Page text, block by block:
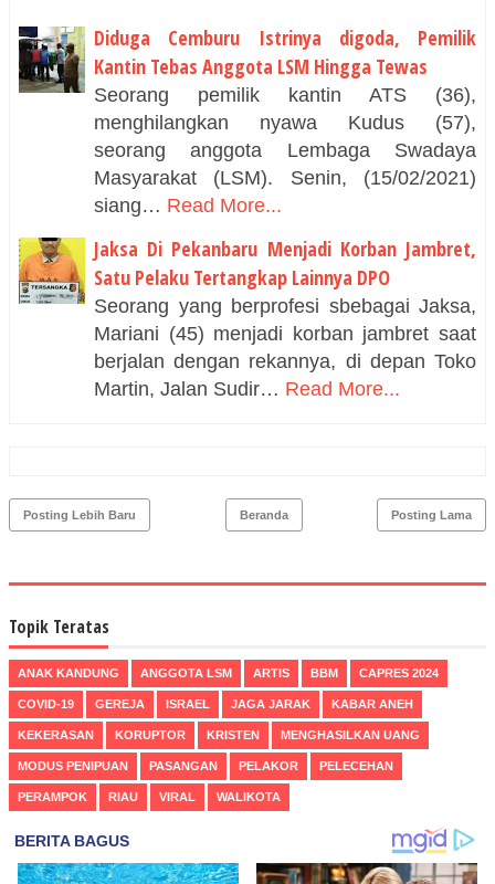
Diduga Cemburu Istrinya digoda, Pemilik
Kantin Tebas Anggota LSM Hingga Tewas
Seorang pemilik kantin ATS (36),
menghilangkan nyawa Kudus (57),
seorang anggota Lembaga Swadaya
Masyarakat (LSM). Senin, (15/02/2021)
siang… Read More...
Jaksa Di Pekanbaru Menjadi Korban Jambret,
Satu Pelaku Tertangkap Lainnya DPO
Seorang yang berprofesi sbebagai Jaksa,
Mariani (45) menjadi korban jambret saat
berjalan dengan rekannya, di depan Toko
Martin, Jalan Sudir… Read More...
Posting Lebih Baru Posting Lama
Beranda
Topik Teratas
ANAK KANDUNG ANGGOTA LSM ARTIS BBM CAPRES 2024
COVID-19 GEREJA ISRAEL JAGA JARAK KABAR ANEH
KEKERASAN KORUPTOR KRISTEN MENGHASILKAN UANG
MODUS PENIPUAN PASANGAN PELAKOR PELECEHAN
PERAMPOK RIAU VIRAL WALIKOTA